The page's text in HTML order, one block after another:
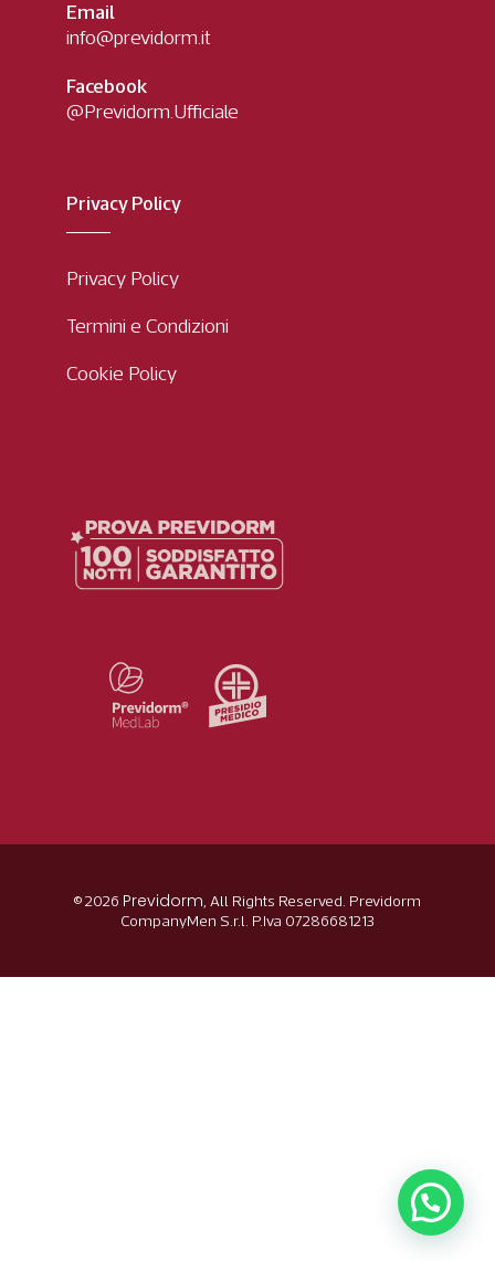
Email
info@previdorm.it
Facebook
@Previdorm.Ufficiale
Privacy Policy
Privacy Policy
Termini e Condizioni
Cookie Policy
© 2026 Previdorm, All Rights Reserved. Previdorm
CompanyMen S.r.l. P.Iva 07286681213